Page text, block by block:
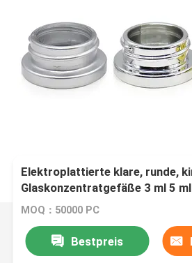
Elektroplattierte klare, runde,
Glaskonzentratgefäße 3 ml 5
Deckel
MOQ：50000 PC
Bestpreis